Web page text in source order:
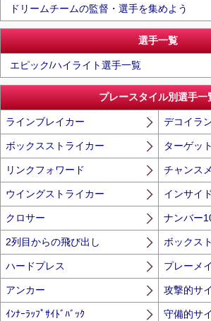
ドリームチームの監督・選手を集めよう
選手一覧
エピック/ハイライト選手一覧
プレースタイル別選手一
ラインブレイカー デコイラ
ボックスストライカー ターゲッ
リンクフォワード チャンス
ウイングストライカー インサイ
クロサー ナンバー
2列目からの飛び出し ボックス
ハードプレス プレーメ
アンカー 攻撃的サ
ｲﾝﾅｰﾗｯﾌﾟｻｲﾄﾞﾊﾞｯｸ 守備的サ